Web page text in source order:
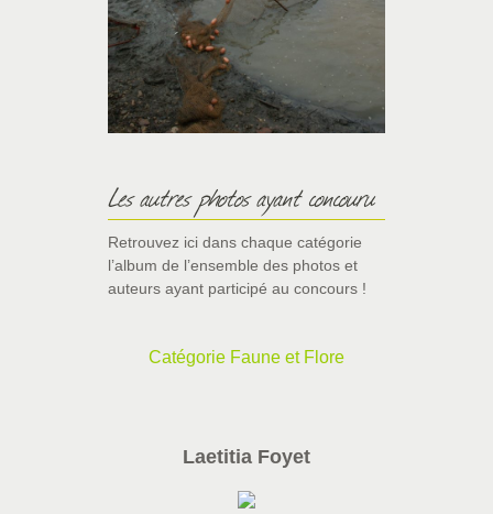
Les autres photos ayant concouru
Retrouvez ici dans chaque catégorie
l’album de l’ensemble des photos et
auteurs ayant participé au concours !
Catégorie Faune et Flore
Laetitia Foyet